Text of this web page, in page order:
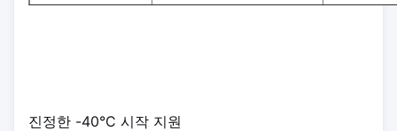
진정한 -40°C 시작 지원